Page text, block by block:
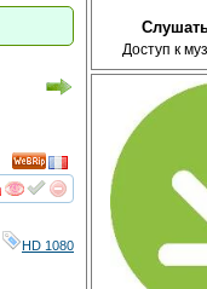
Доступ к
смотретьинтересует
HD 1080